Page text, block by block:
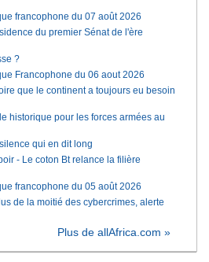
francophone du 07 août 2026
du premier Sénat de l'ère
?
Francophone du 06 aout 2026
que le continent a toujours eu besoin
historique pour les forces armées au
qui en dit long
- Le coton Bt relance la filière
francophone du 05 août 2026
de la moitié des cybercrimes, alerte
Plus de allAfrica.com »